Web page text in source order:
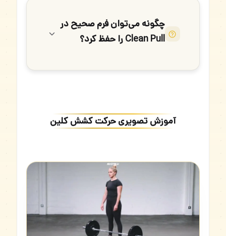
چگونه می‌توان فرم صحیح در
Clean Pull را حفظ کرد؟
آموزش تصویری حرکت کشش کلین